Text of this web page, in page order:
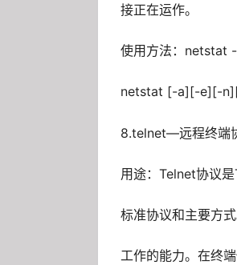
接正在运作。
使用方法：netstat
netstat [-a][-e][-
8.telnet—远程终端
用途：Telnet协议
标准协议和主要方
工作的能力。在终